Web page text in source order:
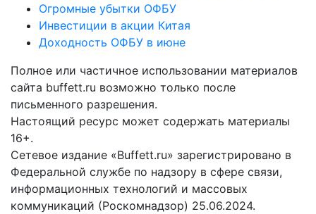
Огромные убытки ОФБУ
Инвестиции в акции Китая
Доходность ОФБУ в июне
Полное или частичное использовании материалов
сайта buffett.ru возможно только после
письменного разрешения.
Настоящий ресурс может содержать материалы
16+.
Сетевое издание «Buffett.ru» зарегистрировано в
Федеральной службе по надзору в сфере связи,
информационных технологий и массовых
коммуникаций (Роскомнадзор) 25.06.2024.